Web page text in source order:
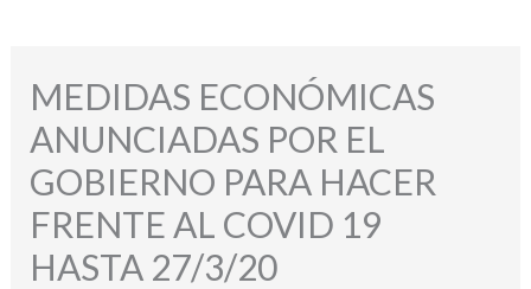
MEDIDAS ECONÓMICAS
ANUNCIADAS POR EL
GOBIERNO PARA HACER
FRENTE AL COVID 19
HASTA 27/3/20